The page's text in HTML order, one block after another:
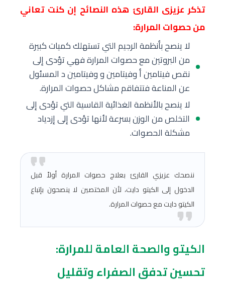
تذكر عزيزى القارئ هذه النصائح إن كنت تعاني
من حصوات المرارة:
لا ينصح بأنظمة الرجيم التي تستهلك كميات كبيرة
من البروتين مع حصوات المرارة فهي تؤدى إلى
نقص فيتامين أ وفيتامين و وفيتامين د المسئول
عن المناعة فتتفاقم مشاكل حصوات المرارة.
لا ينصح بالأنظمة الغذائية القاسية التي تؤدى إلى
التخلص من الوزن بسرعة لأنها تؤدى إلى إزدياد
مشكلة الحصوات.
ننصحك عزيزي القارئ بعلاج حصوات المرارة أولاً قبل
الدخول إلى الكيتو دايت، لأن المختصين لا ينصحون بإتباع
الكيتو دايت مع حصوات المرارة.
الكيتو والصحة العامة للمرارة:
تحسين تدفق الصفراء وتقليل